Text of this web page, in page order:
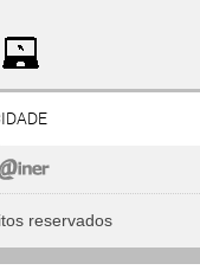
reservados